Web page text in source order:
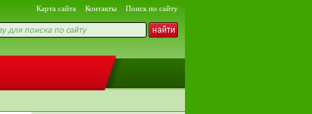
Карта сайта Контакты Поиск по сайту